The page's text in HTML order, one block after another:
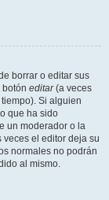
borrar o editar sus
editar(a veces
Si alguien
que ha sido
un moderador o la
el editor deja su
normales no podrán
al mismo.